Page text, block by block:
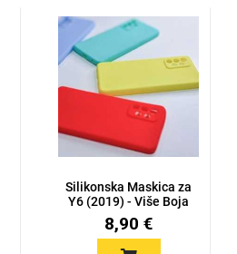
Silikonska Maskica za
Y6 (2019) - Više Boja
8,90 €
Apstraktni motivi
Dječji motivi